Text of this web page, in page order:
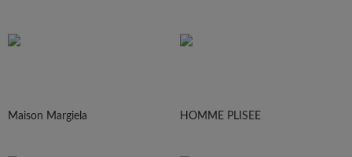
Maison Margiela HOMME PLISEE